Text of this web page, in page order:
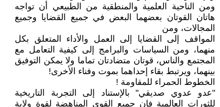
ومن الناحية العلمية والمنطقية من الطبيعي أن تواجه
هاتان القوتان بعضهما البعض في جميع القضايا وجميع
المجالات، ومن
المواقف إلى القضايا إلى العمل والأداء المتعلق بكل
منهما، ومن السياسات والبرامج إلى كيفية التعامل مع
المجتمع والناس، قوتان متضادتان تماما ولا يمكن التوفيق
بينهما، ويرتبط بقاء إحداهما بموت وفناء الأخرى!
الخطوط الحمراء للمقاومة !
"عدو عدوي صديقي" بالإستناد إلى التجربة التاريخية
للثورات العالمية فإن جميع القوى المناهضة لقوة ولاية